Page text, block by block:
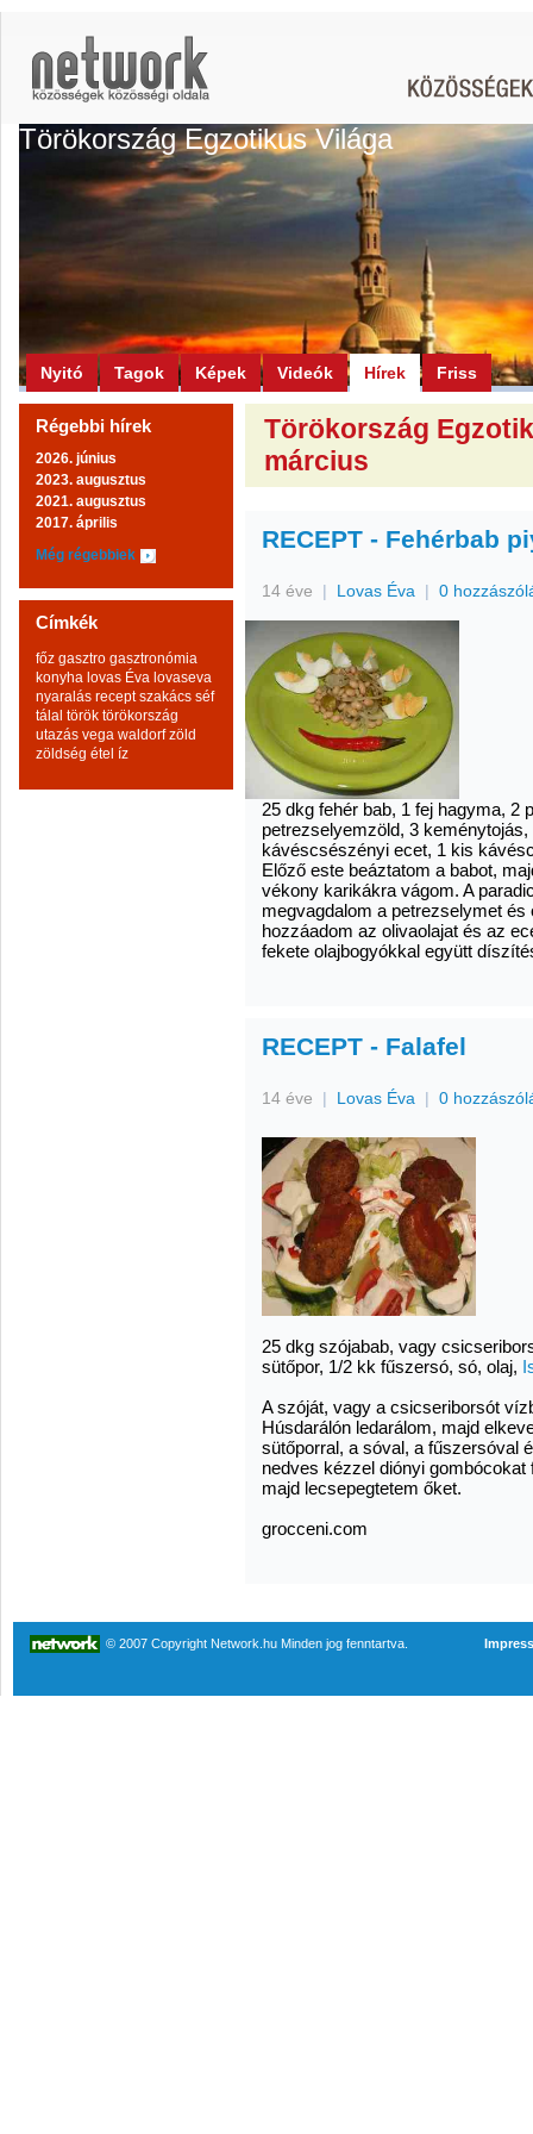
Törökország Egzotikus Világa
Nyitó Tagok Képek Videók Hírek Friss
Régebbi hírek
2026. június
2023. augusztus
2021. augusztus
2017. április
Még régebbiek
Címkék
főz gasztro gasztronómia
konyha lovas Éva lovaseva
nyaralás recept szakács séf
tálal török törökország
utazás vega waldorf zöld
zöldség étel íz
Törökország
március
RECEPT - Fehérbab
14 éve | Lovas Éva | 0
25 dkg fehér bab, 1 fej hagyma, 2
petrezselyemzöld, 3
kávéscsészényi ecet, 1 kis
Előző este beáztatom a babot,
vékony karikákra vágom. A
megvagdalom a petrezselymet
hozzáadom az olivaolajat és az
fekete olajbogyókkal együtt
RECEPT - Falafel
14 éve | Lovas Éva | 0
25 dkg szójabab, vagy
sütőpor, 1/2 kk fűszersó, só, olaj,
A szóját, vagy a csicseriborsót
Húsdarálón ledarálom, majd
sütőporral, a sóval, a fűszersóval
nedves kézzel diónyi
majd lecsepegtetem őket.
grocceni.com
© 2007 Copyright Network.hu Minden jog fenntartva.